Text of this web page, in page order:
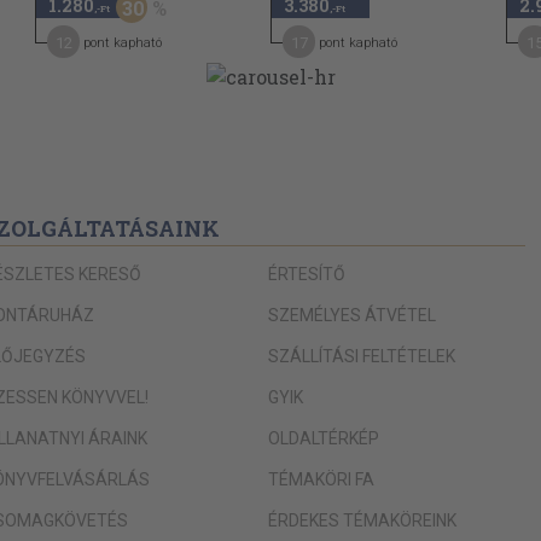
151
160
1.280 ,-Ft 30
pont kapható
3.380 ,-Ft
pont kapható
KERESŐ
KÖNYVVEL!
ÁRAINK
ÉRTESÍTŐ
SZEMÉLYES ÁTVÉTEL
SZÁLLÍTÁSI FELTÉTELEK
GYIK
OLDALTÉRKÉP
TÉMAKÖRI FA
ÉRDEKES TÉMAKÖREINK